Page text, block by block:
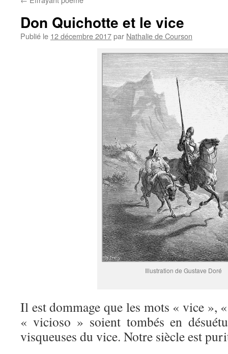
Don Quichotte et le vice
Publié le 12 décembre 2017par Nathalie de Courson
Illustration de Gustave Doré
Il est dommage que les mots « vice »,
« vicioso » soient tombés en
visqueuses du vice. Notre siècle est